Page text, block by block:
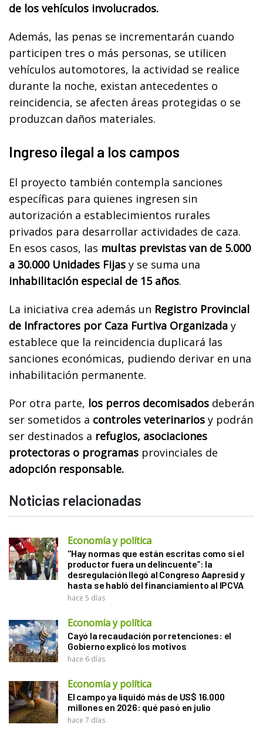
de los vehículos involucrados.
Además, las penas se incrementarán cuando
participen tres o más personas, se utilicen
vehículos automotores, la actividad se realice
durante la noche, existan antecedentes o
reincidencia, se afecten áreas protegidas o se
produzcan daños materiales.
Ingreso ilegal a los campos
El proyecto también contempla sanciones
específicas para quienes ingresen sin
autorización a establecimientos rurales
privados para desarrollar actividades de caza.
En esos casos, las multas previstas van de 5.000
a 30.000 Unidades Fijas y se suma una
inhabilitación especial de 15 años.
La iniciativa crea además un Registro Provincial
de Infractores por Caza Furtiva Organizada y
establece que la reincidencia duplicará las
sanciones económicas, pudiendo derivar en una
inhabilitación permanente.
Por otra parte, los perros decomisados deberán
ser sometidos a controles veterinarios y podrán
ser destinados a refugios, asociaciones
protectoras o programas provinciales de
adopción responsable.
Noticias relacionadas
Economía y política
"Hay normas que están escritas como si el
productor fuera un delincuente”: la
desregulación llegó al Congreso Aapresid y
hasta se habló del financiamiento al IPCVA
hace 5 días
Economía y política
Cayó la recaudación por retenciones: el
Gobierno explicó los motivos
hace 6 días
Economía y política
El campo ya liquidó más de US$ 16.000
millones en 2026: qué pasó en julio
hace 7 días